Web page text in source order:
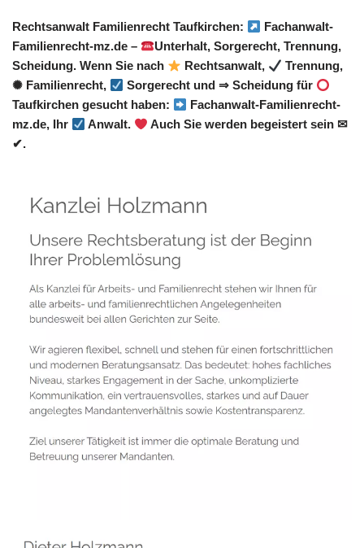
Rechtsanwalt Familienrecht Taufkirchen:
Fachanwalt-
Familienrecht-mz.de –
Unterhalt, Sorgerecht, Trennung,
Scheidung. Wenn Sie nach
Rechtsanwalt,
Trennung,
✺ Familienrecht,
Sorgerecht und ⇒ Scheidung für
Taufkirchen gesucht haben:
Fachanwalt-Familienrecht-
mz.de, Ihr
Anwalt.
Auch Sie werden begeistert sein ✉
✔.